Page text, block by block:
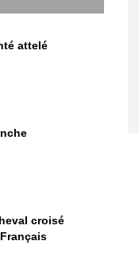
attelé
croisé